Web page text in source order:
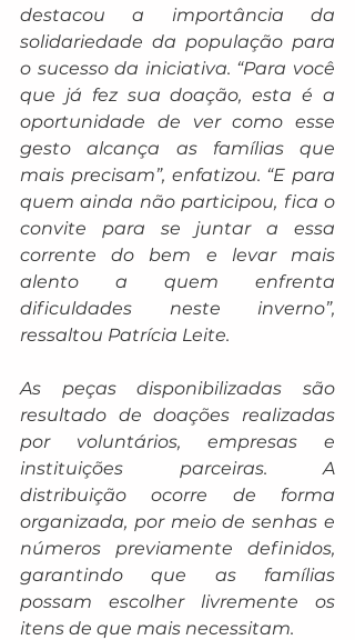
destacou a importância da
solidariedade da população para
o sucesso da iniciativa. “Para você
que já fez sua doação, esta é a
oportunidade de ver como esse
gesto alcança as famílias que
mais precisam”, enfatizou. “E para
quem ainda não participou, fica o
convite para se juntar a essa
corrente do bem e levar mais
alento a quem enfrenta
dificuldades neste inverno”,
ressaltou Patrícia Leite.
As peças disponibilizadas são
resultado de doações realizadas
por voluntários, empresas e
instituições parceiras. A
distribuição ocorre de forma
organizada, por meio de senhas e
números previamente definidos,
garantindo que as famílias
possam escolher livremente os
itens de que mais necessitam.